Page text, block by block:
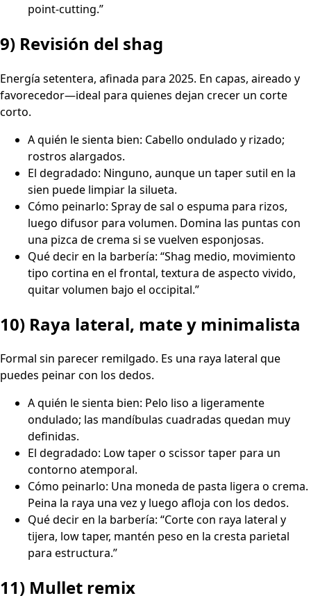
point-cutting.”
9) Revisión del shag
Energía setentera, afinada para 2025. En capas, aireado y
favorecedor—ideal para quienes dejan crecer un corte
corto.
A quién le sienta bien: Cabello ondulado y rizado;
rostros alargados.
El degradado: Ninguno, aunque un taper sutil en la
sien puede limpiar la silueta.
Cómo peinarlo: Spray de sal o espuma para rizos,
luego difusor para volumen. Domina las puntas con
una pizca de crema si se vuelven esponjosas.
Qué decir en la barbería: “Shag medio, movimiento
tipo cortina en el frontal, textura de aspecto vivido,
quitar volumen bajo el occipital.”
10) Raya lateral, mate y minimalista
Formal sin parecer remilgado. Es una raya lateral que
puedes peinar con los dedos.
A quién le sienta bien: Pelo liso a ligeramente
ondulado; las mandíbulas cuadradas quedan muy
definidas.
El degradado: Low taper o scissor taper para un
contorno atemporal.
Cómo peinarlo: Una moneda de pasta ligera o crema.
Peina la raya una vez y luego afloja con los dedos.
Qué decir en la barbería: “Corte con raya lateral y
tijera, low taper, mantén peso en la cresta parietal
para estructura.”
11) Mullet remix